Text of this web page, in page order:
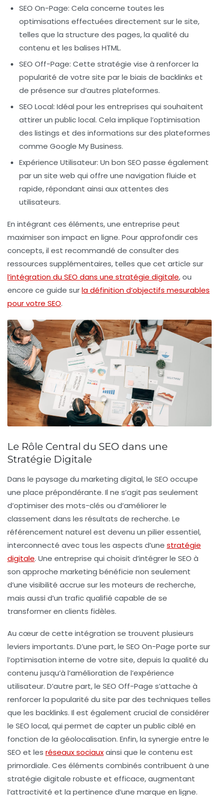
SEO On-Page: Cela concerne toutes les
optimisations effectuées directement sur le site,
telles que la structure des pages, la qualité du
contenu et les balises HTML.
SEO Off-Page: Cette stratégie vise à renforcer la
popularité de votre site par le biais de backlinks et
de présence sur d’autres plateformes.
SEO Local: Idéal pour les entreprises qui souhaitent
attirer un public local. Cela implique l’optimisation
des listings et des informations sur des plateformes
comme Google My Business.
Expérience Utilisateur: Un bon SEO passe également
par un site web qui offre une navigation fluide et
rapide, répondant ainsi aux attentes des
utilisateurs.
En intégrant ces éléments, une entreprise peut
maximiser son impact en ligne. Pour approfondir ces
concepts, il est recommandé de consulter des
ressources supplémentaires, telles que cet article sur
l’intégration du SEO dans une stratégie digitale, ou
encore ce guide surla définition d’objectifs mesurables
pour votre SEO.
Le Rôle Central du SEO dans une
Stratégie Digitale
Dans le paysage du marketing digital, le SEO occupe
une place prépondérante. Il ne s’agit pas seulement
d’optimiser des mots-clés ou d’améliorer le
classement dans les résultats de recherche. Le
référencement naturel est devenu un pilier essentiel,
interconnecté avec tous les aspects d’une stratégie
digitale. Une entreprise qui choisit d’intégrer le SEO à
son approche marketing bénéficie non seulement
d’une visibilité accrue sur les moteurs de recherche,
mais aussi d’un trafic qualifié capable de se
transformer en clients fidèles.
Au cœur de cette intégration se trouvent plusieurs
leviers importants. D’une part, le SEO On-Page porte sur
l’optimisation interne de votre site, depuis la qualité du
contenu jusqu’à l’amélioration de l’expérience
utilisateur. D’autre part, le SEO Off-Page s’attache à
renforcer la popularité du site par des techniques telles
que les backlinks. Il est également crucial de considérer
le SEO local, qui permet de capter un public ciblé en
fonction de la géolocalisation. Enfin, la synergie entre le
SEO et les réseaux sociauxainsi que le contenu est
primordiale. Ces éléments combinés contribuent à une
stratégie digitale robuste et efficace, augmentant
l’attractivité et la pertinence d’une marque en ligne.